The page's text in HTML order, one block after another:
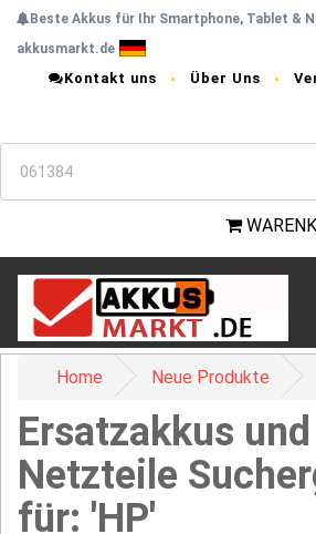
Beste Akkus für Ihr Smartphone, Tablet &
akkusmarkt.de
Kontakt uns Über Uns
Home Neue Produkte
Ersatzakkus und
Netzteile
für: 'HP'